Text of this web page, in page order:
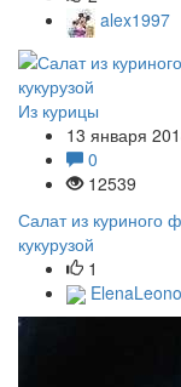
alex1997
Из курицы
13 января
0
12539
Салат из куриного
кукурузой
1